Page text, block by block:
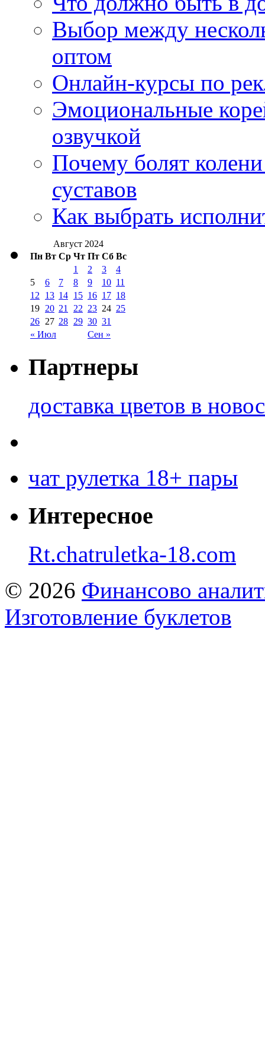
Выбор между
оптом
Онлайн-курсы по
Эмоциональные
озвучкой
Почему болят
суставов
Как выбрать
Август 2024
Пн Вт Ср Чт Пт Сб Вс
« Июл Сен »
1 2 3
4
5
6 7 8 9 10 11
12
13 14 15 16 17 18
19 20 21 22 23 24 25
26 27 28 29 30 31
Партнеры
доставка цветов в
чат рулетка 18+ пары
Интересное
Rt.chatruletka-18.com
© 2026 Финансово
Изготовление буклетов